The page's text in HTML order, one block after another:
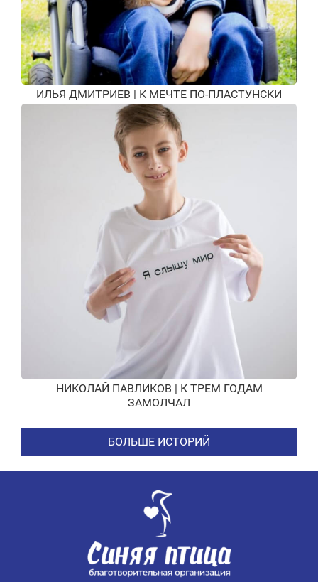
ИЛЬЯ ДМИТРИЕВ | К МЕЧТЕ ПО-ПЛАСТУНСКИ
НИКОЛАЙ ПАВЛИКОВ | К ТРЕМ ГОДАМ
ЗАМОЛЧАЛ
БОЛЬШЕ ИСТОРИЙ